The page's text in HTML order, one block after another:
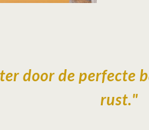
door de perfecte
rust."